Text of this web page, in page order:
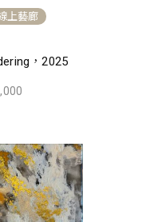
上藝廊
，2025